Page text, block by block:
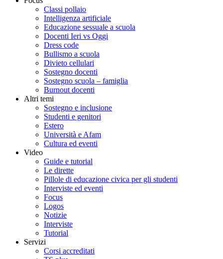
Classi pollaio
Intelligenza artificiale
Educazione sessuale a scuola
Docenti Ieri vs Oggi
Dress code
Bullismo a scuola
Divieto cellulari
Sostegno docenti
Sostegno scuola – famiglia
Burnout docenti
Altri temi
Sostegno e inclusione
Studenti e genitori
Estero
Università e Afam
Cultura ed eventi
Video
Guide e tutorial
Le dirette
Pillole di educazione civica per gli studenti
Interviste ed eventi
Focus
Logos
Notizie
Interviste
Tutorial
Servizi
Corsi accreditati